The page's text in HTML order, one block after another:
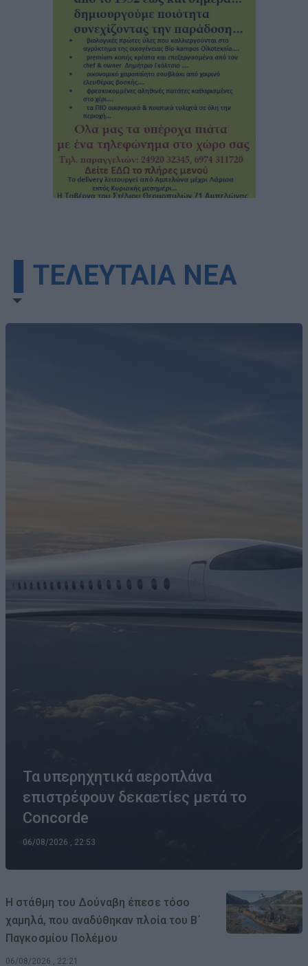
▌ΤΕΛΕΥΤΑΙΑ ΝΕΑ
Τα υπερηχητικά αεροπλάνα
επιστρέφουν δεκαετίες μετά το
Concorde
06/08/2026 , 22:53
Η στάθμη του Δούναβη έπεσε τόσο
χαμηλά, που αναδύθηκαν πλοία του Β΄
Παγκοσμίου Πολέμου
06/08/2026 , 22:21